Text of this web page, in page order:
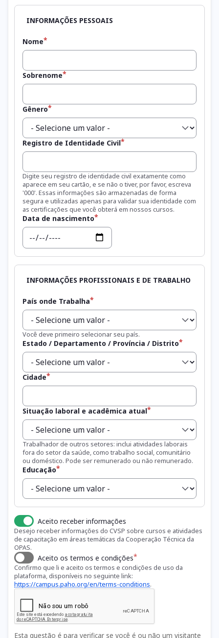
Nome
Sobrenome
Gênero
Registro de Identidade Civil
Digite seu registro de identidade civil exatamente como
aparece em seu cartão, e se não o tiver, por favor, escreva
'000'. Essas informações são armazenadas de forma
segura e utilizadas apenas para validar sua identidade com
as certificações que você obterá em nossos cursos.
Data de nascimento
Data
País onde Trabalha
Você deve primeiro selecionar seu país.
Estado / Departamento / Província / Distrito
Cidade
Situação laboral e acadêmica atual
Trabalhador de outros setores: inclui atividades laborais
fora do setor da saúde, como trabalho social, comunitário
ou doméstico. Pode ser remunerado ou não remunerado.
Educação
Aceito receber informações
Desejo receber informações do CVSP sobre cursos e atividades
de capacitação em áreas temáticas da Cooperação Técnica da
OPAS.
Aceito os termos e condições
Confirmo que li e aceito os termos e condições de uso da
plataforma, disponíveis no seguinte link:
https://campus.paho.org/en/terms-conditions.
Esta questão é para verificar se você é ou não um visitante